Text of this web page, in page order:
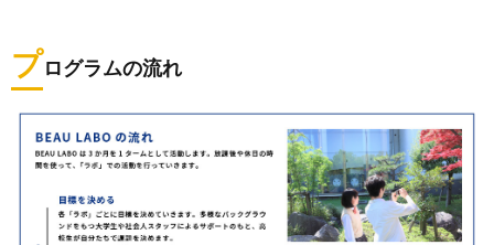
プログラムの流れ